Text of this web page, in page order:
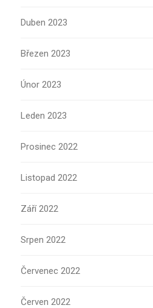
Duben 2023
Březen 2023
Únor 2023
Leden 2023
Prosinec 2022
Listopad 2022
Září 2022
Srpen 2022
Červenec 2022
Červen 2022